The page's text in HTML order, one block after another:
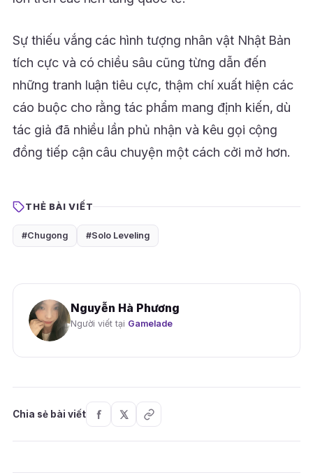
Sự thiếu vắng các hình tượng nhân vật Nhật Bản
tích cực và có chiều sâu cũng từng dẫn đến
những tranh luận tiêu cực, thậm chí xuất hiện các
cáo buộc cho rằng tác phẩm mang định kiến, dù
tác giả đã nhiều lần phủ nhận và kêu gọi cộng
đồng tiếp cận câu chuyện một cách cởi mở hơn.
THẺ BÀI VIẾT
#Chugong #Solo Leveling
Nguyễn Hà Phương
Người viết tại Gamelade
Chia sẻ bài viết